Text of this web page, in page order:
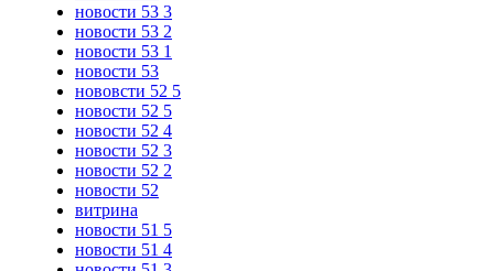
новости 53 3
новости 53 2
новости 53 1
новости 53
нововсти 52 5
новости 52 5
новости 52 4
новости 52 3
новости 52 2
новости 52
витрина
новости 51 5
новости 51 4